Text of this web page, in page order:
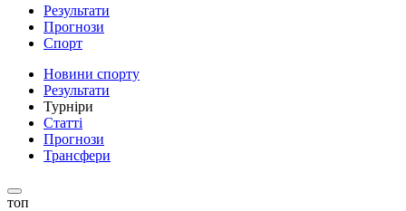
Результати
Прогнози
Спорт
Новини спорту
Результати
Турніри
Статті
Прогнози
Трансфери
топ